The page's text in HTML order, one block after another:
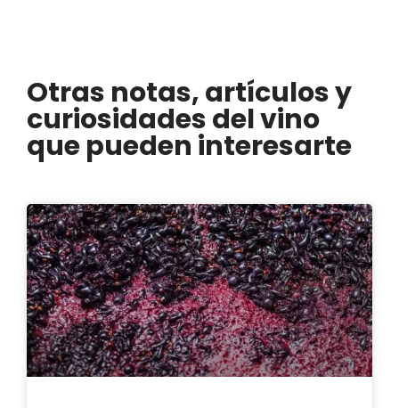
Otras notas, artículos y
curiosidades del vino
que pueden interesarte